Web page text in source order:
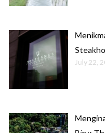
July 22,